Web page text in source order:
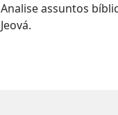
Analise assuntos
Jeová.